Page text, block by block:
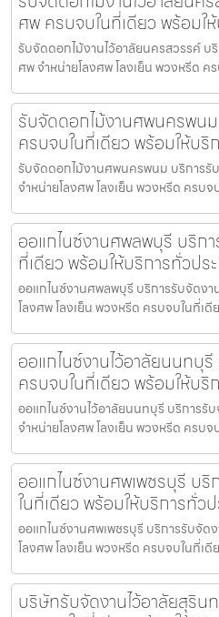
ศพ ครบจบในที่เดียว พร้อมใ
รับจัดดอกไม้งานไว้อาลัยนครสวรรค์
ศพ จำหน่ายโลงศพ โลงเย็น พวงหรีด ค
รับจัดดอกไม้งานศพนครพน
ครบจบในที่เดียว พร้อมให้บริ
รับจัดดอกไม้งานศพนครพนม บริการ
จำหน่ายโลงศพ โลงเย็น พวงหรีด ครบ
ออแกไนซ์งานศพลพบุรี บริก
ที่เดียว พร้อมให้บริการทั่วปร
ออแกไนซ์งานศพลพบุรี บริการรับจัดง
โลงศพ โลงเย็น พวงหรีด ครบจบในที่เดี
ออแกไนซ์งานไว้อาลัยนนทบุ
ครบจบในที่เดียว พร้อมให้บริ
ออแกไนซ์งานไว้อาลัยนนทบุรี บริการ
จำหน่ายโลงศพ โลงเย็น พวงหรีด ครบ
ออแกไนซ์งานศพเพชรบุรี บ
ในที่เดียว พร้อมให้บริการทั่ว
ออแกไนซ์งานศพเพชรบุรี บริการรับจั
โลงศพ โลงเย็น พวงหรีด ครบจบในที่เ
บริษัทรับจัดงานไว้อาลัยสุริ